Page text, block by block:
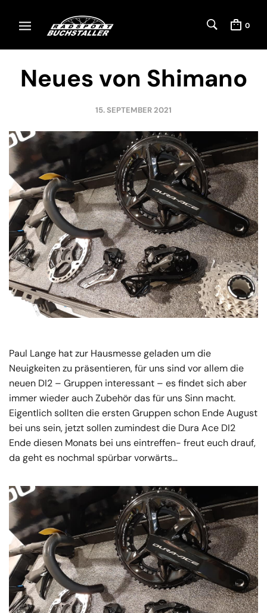
0
Neues von Shimano
15. SEPTEMBER 2021
Paul Lange hat zur Hausmesse geladen um die
Neuigkeiten zu präsentieren, für uns sind vor allem die
neuen DI2 – Gruppen interessant – es findet sich aber
immer wieder auch Zubehör das für uns Sinn macht.
Eigentlich sollten die ersten Gruppen schon Ende August
bei uns sein, jetzt sollen zumindest die Dura Ace DI2
Ende diesen Monats bei uns eintreffen- freut euch drauf,
da geht es nochmal spürbar vorwärts…